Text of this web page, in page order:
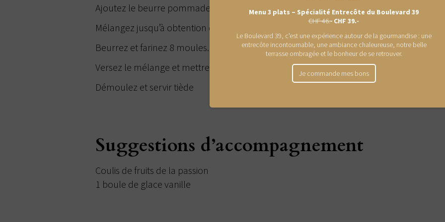
Menu 3 plats – Spécialité Entrecôte du Boulevard 39
CHF 46.- CHF 39.-
Le Boulevard 39, c'est une expérience autour de la gourmandise : une
entrecôte incontournable, une ambiance chaleureuse, notre belle
terrasse ombragée et le bonheur de se retrouver.
Je commande mes bons
Ajoutez le beurre pommade, les oeufs et le sucre fouetté préalablement, incorporez
Mélangez jusqu’à obtention d’une masse homogène.
Beurrez et farinez 8 moules.
Versez le mélange et mettre au four préchauffé à 220°C pendant 8 minutes.
Démoulez et servir tiède
Suggestions d’accompagnement
Coulis de fruits de la passion
1 boule de glace vanille